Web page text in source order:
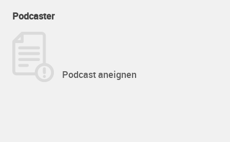
Podcaster
Podcast aneignen